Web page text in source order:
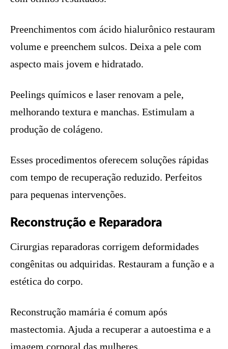
Preenchimentos com ácido hialurônico restauram
volume e preenchem sulcos. Deixa a pele com
aspecto mais jovem e hidratado.
Peelings químicos e laser renovam a pele,
melhorando textura e manchas. Estimulam a
produção de colágeno.
Esses procedimentos oferecem soluções rápidas
com tempo de recuperação reduzido. Perfeitos
para pequenas intervenções.
Reconstrução e Reparadora
Cirurgias reparadoras corrigem deformidades
congênitas ou adquiridas. Restauram a função e a
estética do corpo.
Reconstrução mamária é comum após
mastectomia. Ajuda a recuperar a autoestima e a
imagem corporal das mulheres.